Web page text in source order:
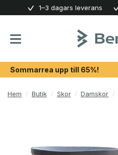
content
1–3 dagars leverans
Sommarrea upp till 65%!
Hem / Butik / Skor / Damskor /